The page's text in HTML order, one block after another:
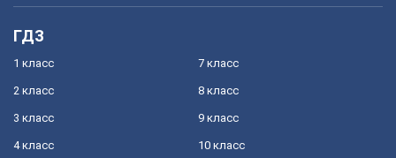
ГДЗ
1 класс
2 класс
3 класс
4 класс
7 класс
8 класс
9 класс
10 класс